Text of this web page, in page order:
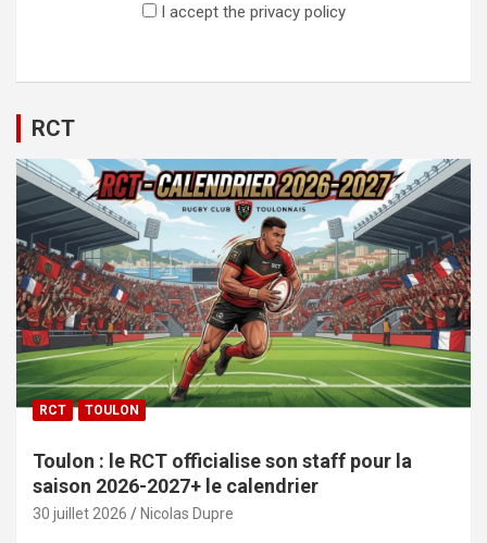
I accept the privacy policy
RCT
RCT TOULON
Toulon : le RCT officialise son staff pour la
saison 2026-2027+ le calendrier
30 juillet 2026 Nicolas Dupre